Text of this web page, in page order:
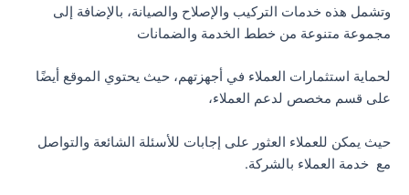
وتشمل هذه خدمات التركيب والإصلاح والصيانة، بالإضافة إلى
مجموعة متنوعة من خطط الخدمة والضمانات
لحماية استثمارات العملاء في أجهزتهم، حيث يحتوي الموقع أيضًا
على قسم مخصص لدعم العملاء،
حيث يمكن للعملاء العثور على إجابات للأسئلة الشائعة والتواصل
مع خدمة العملاء بالشركة.